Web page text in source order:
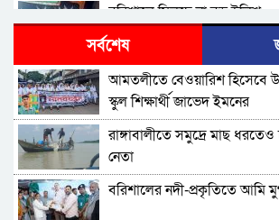
বরিশালে মিলছে না বড় ইলিশ
বিএনপি নেতাকর্মীদের ‘খাই
জামালের
বরিশালে খাদ্যবান্ধব কর্মসূচির
নেতার স্ত্রীর নাম
বরিশালে পুকুরে ডুবে দেড়
সর্বশেষ
আমতলীতে বেওয়ারিশ হিসেবে
স্কুল শিক্ষার্থী জাভেদ ইমনের
রাঙ্গাবালীতে সমু‌দ্রে মাছ ধরতেও
নেতা
বরিশালের নদী-প্রকৃতিতে আমি